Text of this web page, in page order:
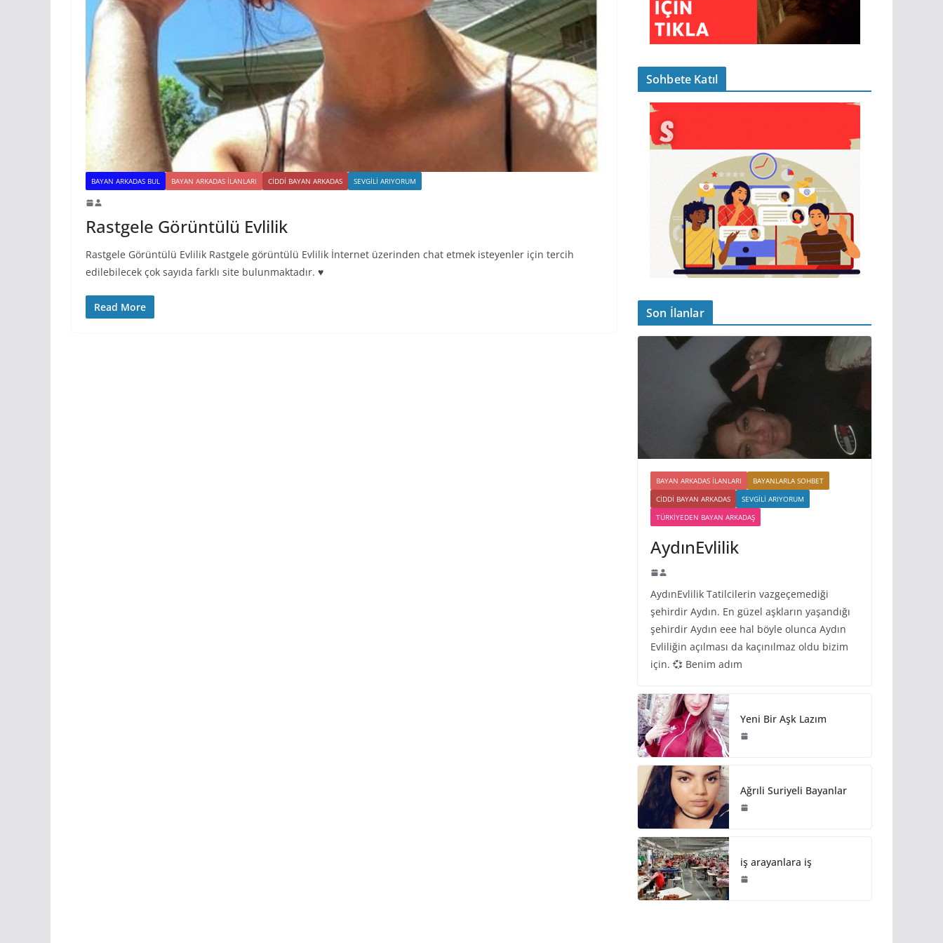
BAYAN ARKADAS BUL BAYAN ARKADAS ILANLARI CIDDI BAYAN ARKADAS SEVGILI ARIYORUM
Rastgele Görüntülü Evlilik
Rastgele Görüntülü Evlilik Rastgele görüntülü Evlilik İnternet üzerinden chat etmek isteyenler için tercih
edilebilecek çok sayıda farklı site bulunmaktadır. ♥️
Read More
Sohbete Katıl
Son İlanlar
BAYAN ARKADAS ILANLARI
BAYANLARLA SOHBET
CIDDI BAYAN ARKADAS
SEVGILI ARIYORUM
TÜRKIYEDEN BAYAN ARKADAŞ
AydınEvlilik
AydınEvlilik Tatilcilerin vazgeçemediği
şehirdir Aydın. En güzel aşkların yaşandığı
şehirdir Aydın eee hal böyle olunca Aydın
Evliliğin açılması da kaçınılmaz oldu bizim
için. 💞 Benim adım
Yeni Bir Aşk Lazım
Ağrıli Suriyeli Bayanlar
iş arayanlara iş